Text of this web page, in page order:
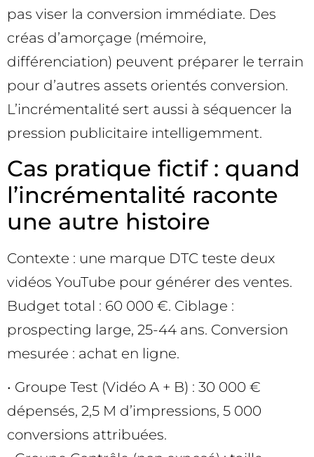
pas viser la conversion immédiate. Des
créas d’amorçage (mémoire,
différenciation) peuvent préparer le terrain
pour d’autres assets orientés conversion.
L’incrémentalité sert aussi à séquencer la
pression publicitaire intelligemment.
Cas pratique fictif : quand
l’incrémentalité raconte
une autre histoire
Contexte : une marque DTC teste deux
vidéos YouTube pour générer des ventes.
Budget total : 60 000 €. Ciblage :
prospecting large, 25-44 ans. Conversion
mesurée : achat en ligne.
• Groupe Test (Vidéo A + B) : 30 000 €
dépensés, 2,5 M d’impressions, 5 000
conversions attribuées.